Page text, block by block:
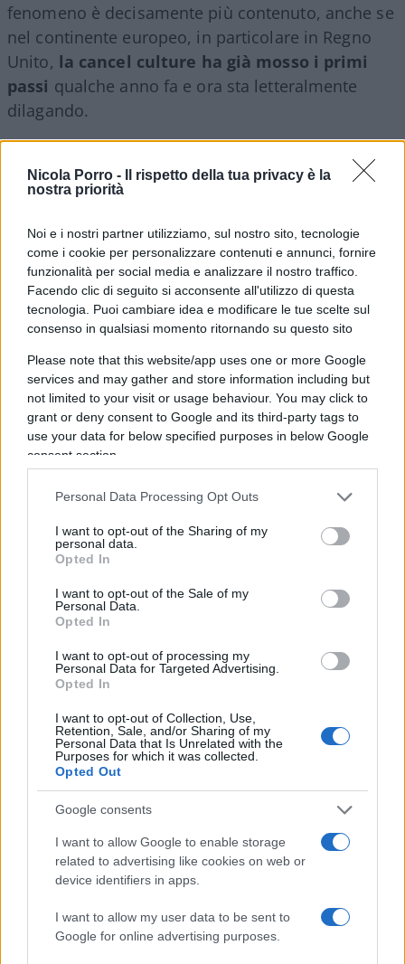
Nicola Porro -
Il rispetto della tua privacy è la
nostra priorità
Noi e i nostri partner utilizziamo, sul nostro sito, tecnologie
come i cookie per personalizzare contenuti e annunci, fornire
funzionalità per social media e analizzare il nostro traffico.
Facendo clic di seguito si acconsente all'utilizzo di questa
tecnologia. Puoi cambiare idea e modificare le tue scelte sul
consenso in qualsiasi momento ritornando su questo sito
Please note that this website/app uses one or more Google
services and may gather and store information including but
not limited to your visit or usage behaviour. You may click to
grant or deny consent to Google and its third-party tags to
use your data for below specified purposes in below Google
consent section.
Personal Data Processing Opt Outs
I want to opt-out of the Sharing of my
personal data.
Opted In
I want to opt-out of the Sale of my
Personal Data.
Opted In
I want to opt-out of processing my
Personal Data for Targeted Advertising.
Opted In
I want to opt-out of Collection, Use,
Retention, Sale, and/or Sharing of my
Personal Data that Is Unrelated with the
Purposes for which it was collected.
Opted Out
Google consents
I want to allow Google to enable storage
related to advertising like cookies on web or
device identifiers in apps.
I want to allow my user data to be sent to
Google for online advertising purposes.
fenomeno è decisamente più contenuto, anche se
nel continente europeo, in particolare in Regno
Unito, la cancel culture ha già mosso i primi
passi qualche anno fa e ora sta letteralmente
dilagando.
politically correct
La cancel culture riscrive pure Agatha Christie
Orrore cancel culture: la censura colpisce pure
James Bond
Nelle università britanniche, per esempio, sono
stati introdotti dei veri e propri avvisi che i
professori devono obbligatoriamente lanciare
quando si sta per trattare temi particolarmente
“sentiti”. Ecco che, se si parla di crociate o di
possono alzarsi e uscire dalla classe
abbandonando in anticipo la lezione ed il
dibattito.
qualche mese fa l’allora amministratore delegato,
Bob Iger, aveva detto agli azionisti che “
non sarebbe più stato disponibile
Ed ecco che ieri è arrivato il giorno fatale:Splash
Mountainsarà sostituita daTianàs Bayou Adventure
ispirata al film del 2009La principessa e il
ranocchio, nel quale invece è stato introdotto il
personaggio di Tiana, ovvero la prima principessa
nera di Disney, sempre in rigoroso rispetto
dell’ondatapolitically correct
mondo atlantico.